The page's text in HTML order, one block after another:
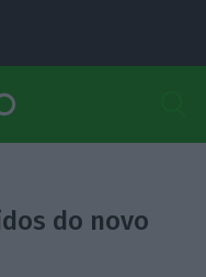
do novo